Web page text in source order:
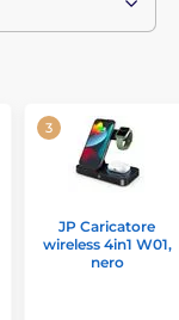
JP Caricatore
wireless 4in1 W01,
nero